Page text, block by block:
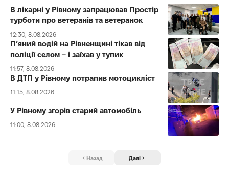
В лікарні у Рівному запрацював Простір
турботи про ветеранів та ветеранок
12:30, 8.08.2026
П’яний водій на Рівненщині тікав від
поліції селом – і заїхав у тупик
11:57, 8.08.2026
В ДТП у Рівному потрапив мотоцикліст
11:15, 8.08.2026
У Рівному згорів старий автомобіль
11:00, 8.08.2026
Назад Далі